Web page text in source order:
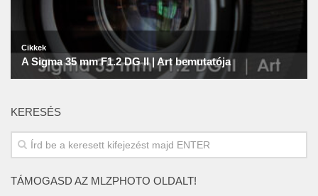
KERESÉS
TÁMOGASD AZ MLZPHOTO OLDALT!